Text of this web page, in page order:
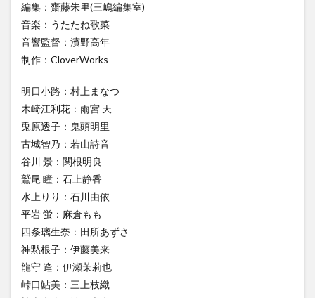
編集：齋藤朱里(三嶋編集室)
音楽：うたたね歌菜
音響監督：濱野高年
制作：CloverWorks
明日小路：村上まなつ
木崎江利花：雨宮 天
兎原透子：鬼頭明里
古城智乃：若山詩音
谷川 景：関根明良
鷲尾 瞳：石上静香
水上りり：石川由依
平岩 蛍：麻倉もも
四条璃生奈：田所あずさ
神黙根子：伊藤美来
龍守 逢：伊瀬茉莉也
峠口鮎美：三上枝織